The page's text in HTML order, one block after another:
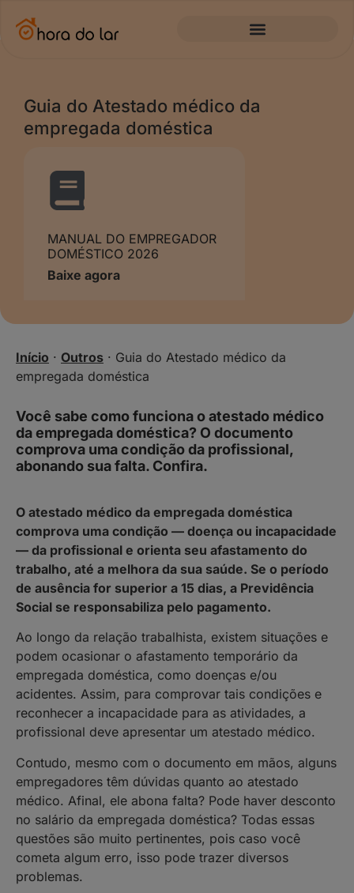
Guia do Atestado médico da
empregada doméstica
MANUAL DO EMPREGADOR
DOMÉSTICO 2026
Baixe agora
Início · Outros · Guia do Atestado médico da
empregada doméstica
Você sabe como funciona o atestado médico
da empregada doméstica? O documento
comprova uma condição da profissional,
abonando sua falta. Confira.
O atestado médico da empregada doméstica
comprova uma condição — doença ou incapacidade
— da profissional e orienta seu afastamento do
trabalho, até a melhora da sua saúde. Se o período
de ausência for superior a 15 dias, a Previdência
Social se responsabiliza pelo pagamento.
Ao longo da relação trabalhista, existem situações e
podem ocasionar o afastamento temporário da
empregada doméstica, como doenças e/ou
acidentes. Assim, para comprovar tais condições e
reconhecer a incapacidade para as atividades, a
profissional deve apresentar um atestado médico.
Contudo, mesmo com o documento em mãos, alguns
empregadores têm dúvidas quanto ao atestado
médico. Afinal, ele abona falta? Pode haver desconto
no salário da empregada doméstica? Todas essas
questões são muito pertinentes, pois caso você
cometa algum erro, isso pode trazer diversos
problemas.